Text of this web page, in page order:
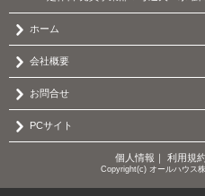
ホーム
会社概要
お問合せ
PCサイト
個人情報 ｜ 利用規
Copyright(c) オールハウス